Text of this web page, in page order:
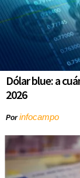
Dólar blue: a
2026
Porinfocampo